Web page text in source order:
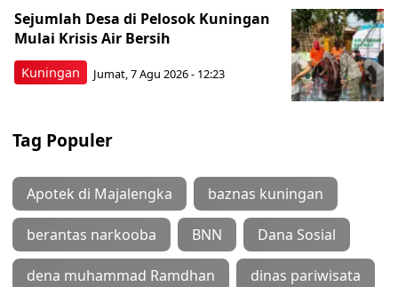
Kuningan
Sejumlah Desa di Pelosok Kuningan
Mulai Krisis Air Bersih
Jumat, 7 Agu 2026 - 12:23
Tag Populer
Apotek di Majalengka baznas kuningan
berantas narkooba BNN Dana Sosial
dena muhammad Ramdhan dinas pariwisata